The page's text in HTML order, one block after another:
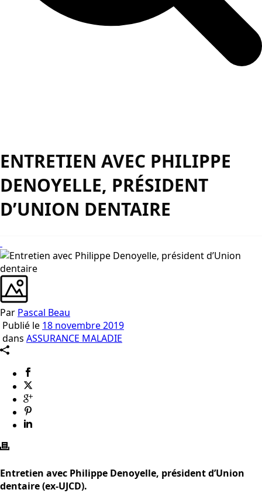
ENTRETIEN AVEC PHILIPPE
DENOYELLE, PRÉSIDENT
D’UNION DENTAIRE
Par Pascal Beau
Publié le 18 novembre 2019
dans ASSURANCE MALADIE
Entretien avec Philippe Denoyelle, président d’Union
dentaire (ex-UJCD).